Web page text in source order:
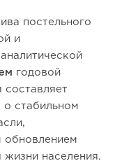
постельного
и
годовой
составляет
о стабильном
обновлением
населения.